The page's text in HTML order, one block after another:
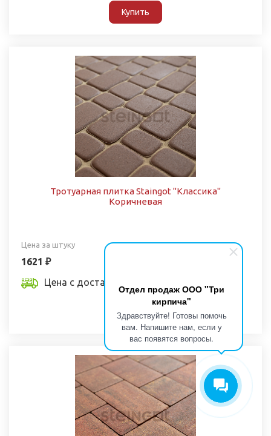
Отдел продаж ООО "Три
кирпича"
Здравствуйте! Готовы помочь
вам. Напишите нам, если у
вас появятся вопросы.
Купить
Тротуарная плитка Staingot "Классика"
Коричневая
Цена за штуку
1621 ₽
Цена с доставкой